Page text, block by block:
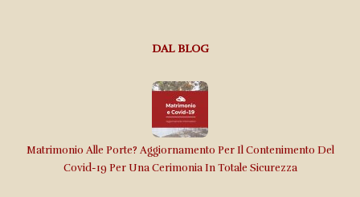
DAL BLOG
Matrimonio Alle Porte? Aggiornamento Per Il Contenimento Del
Covid-19 Per Una Cerimonia In Totale Sicurezza